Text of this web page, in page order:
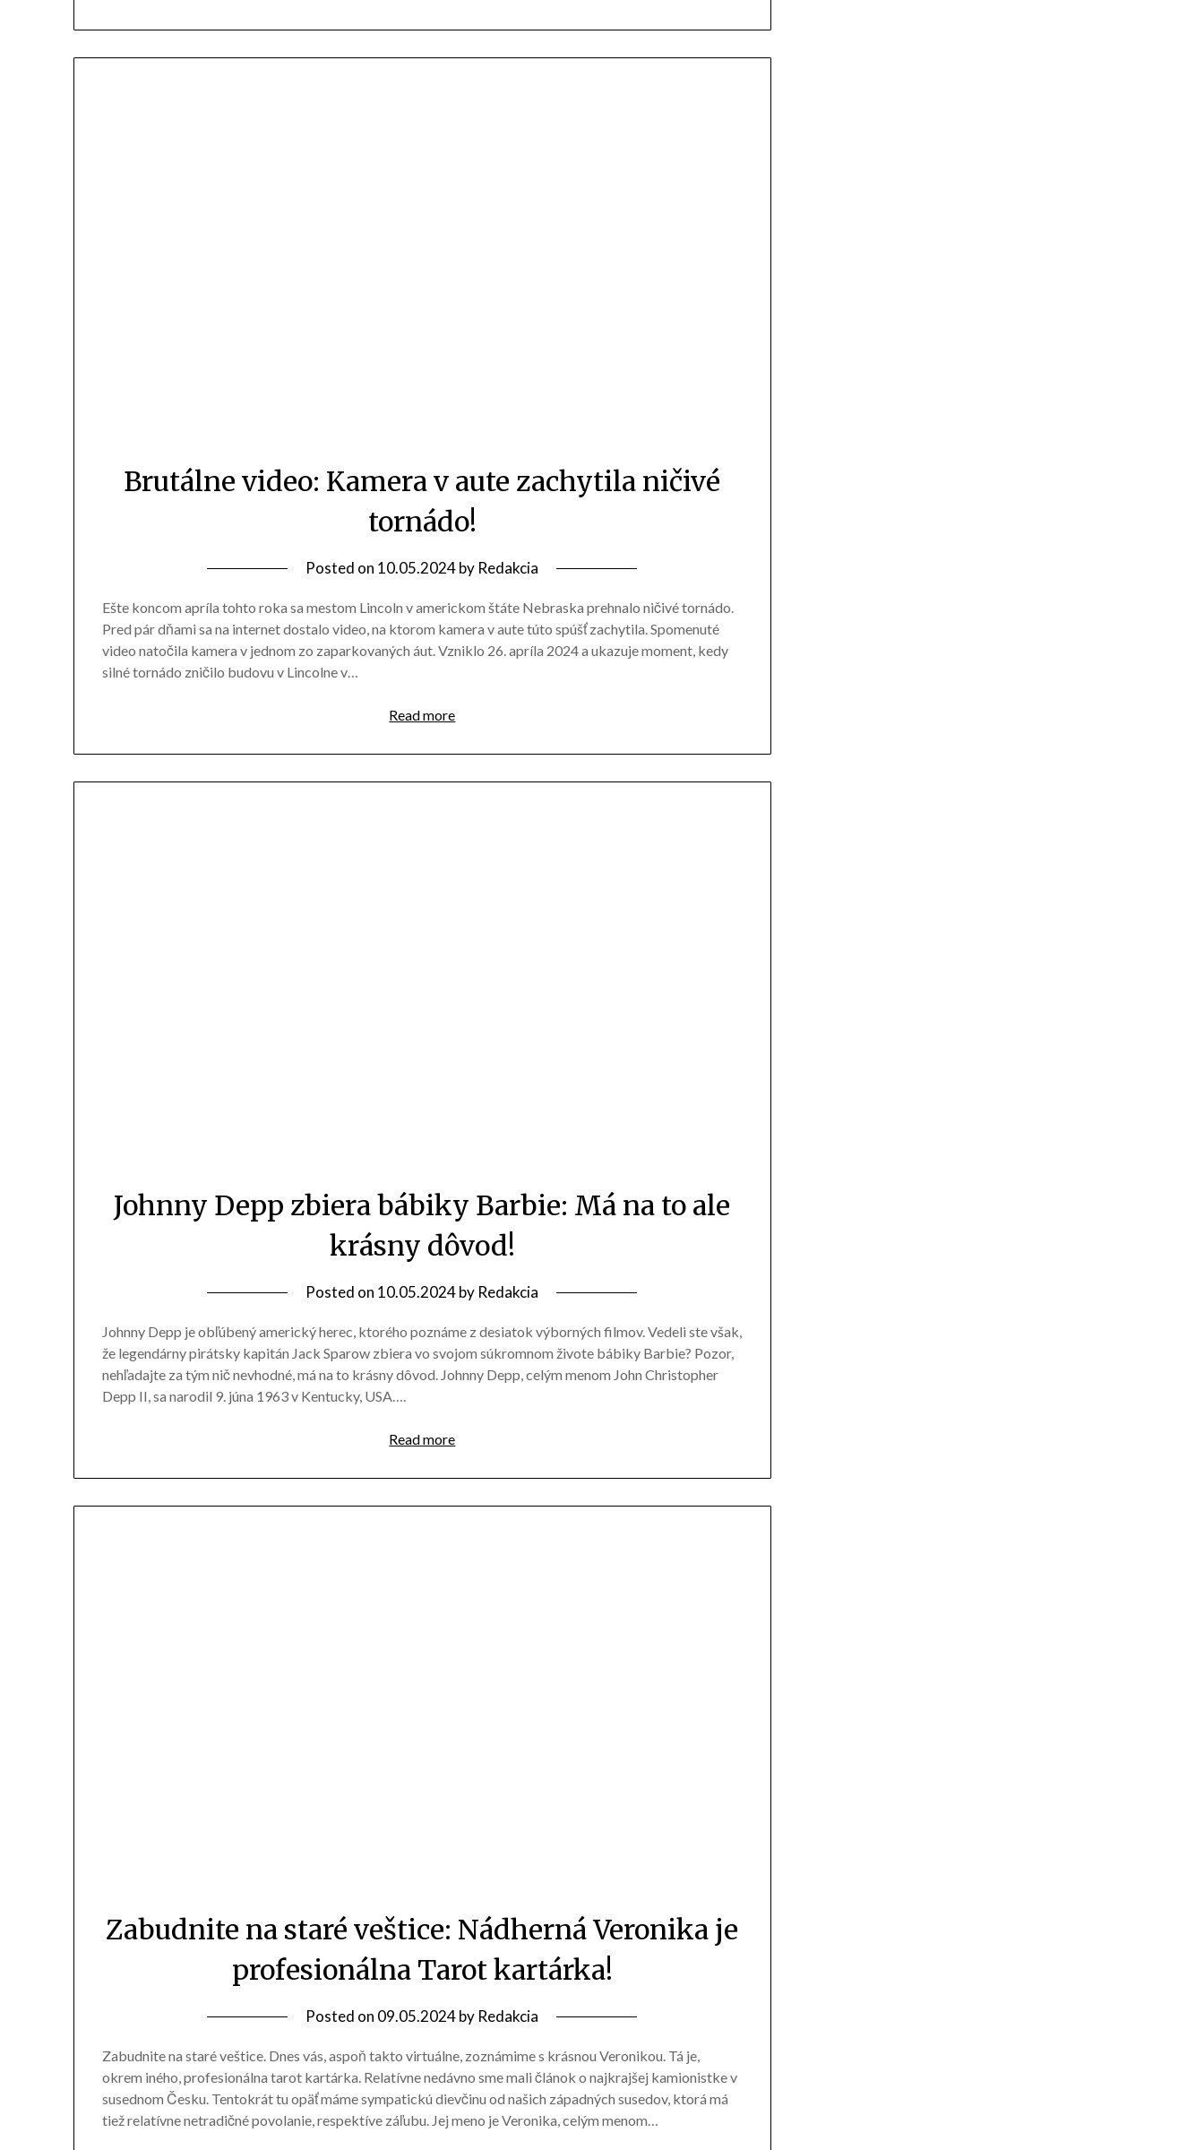
Brutálne video: Kamera v aute zachytila ničivé
tornádo!
Posted on 10.05.2024by Redakcia
Ešte koncom apríla tohto roka sa mestom Lincoln v americkom štáte Nebraska prehnalo ničivé tornádo.
Pred pár dňami sa na internet dostalo video, na ktorom kamera v aute túto spúšť zachytila. Spomenuté
video natočila kamera v jednom zo zaparkovaných áut. Vzniklo 26. apríla 2024 a ukazuje moment, kedy
silné tornádo zničilo budovu v Lincolne v…
Read more
Johnny Depp zbiera bábiky Barbie: Má na to ale
krásny dôvod!
Posted on 10.05.2024by Redakcia
Johnny Depp je obľúbený americký herec, ktorého poznáme z desiatok výborných filmov. Vedeli ste však,
že legendárny pirátsky kapitán Jack Sparow zbiera vo svojom súkromnom živote bábiky Barbie? Pozor,
nehľadajte za tým nič nevhodné, má na to krásny dôvod. Johnny Depp, celým menom John Christopher
Depp II, sa narodil 9. júna 1963 v Kentucky, USA….
Read more
Zabudnite na staré veštice: Nádherná Veronika je
profesionálna Tarot kartárka!
Posted on 09.05.2024by Redakcia
Zabudnite na staré veštice. Dnes vás, aspoň takto virtuálne, zoznámime s krásnou Veronikou. Tá je,
okrem iného, profesionálna tarot kartárka. Relatívne nedávno sme mali článok o najkrajšej kamionistke v
susednom Česku. Tentokrát tu opäť máme sympatickú dievčinu od našich západných susedov, ktorá má
tiež relatívne netradičné povolanie, respektíve záľubu. Jej meno je Veronika, celým menom…